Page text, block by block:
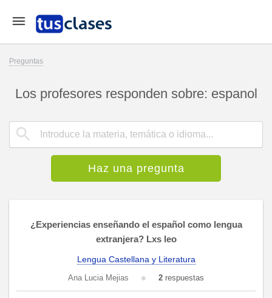
Preguntas
Los profesores responden sobre: espanol
Haz una pregunta
¿Experiencias enseñando el español como lengua
extranjera? Lxs leo
Lengua Castellana y Literatura
Ana Lucia Mejias 2 respuestas